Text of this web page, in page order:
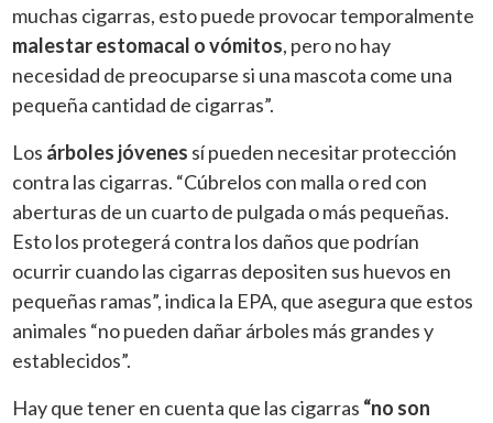
muchas cigarras, esto puede provocar temporalmente
malestar estomacal o vómitos, pero no hay
necesidad de preocuparse si una mascota come una
pequeña cantidad de cigarras”.
Los árboles jóvenes sí pueden necesitar protección
contra las cigarras. “Cúbrelos con malla o red con
aberturas de un cuarto de pulgada o más pequeñas.
Esto los protegerá contra los daños que podrían
ocurrir cuando las cigarras depositen sus huevos en
pequeñas ramas”, indica la EPA, que asegura que estos
animales “no pueden dañar árboles más grandes y
establecidos”.
Hay que tener en cuenta que las cigarras “no son